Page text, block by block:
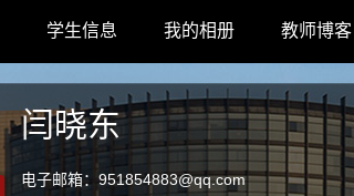
学生信息 我的相册 教师博客
闫晓东
电子邮箱： 951854883@qq.com